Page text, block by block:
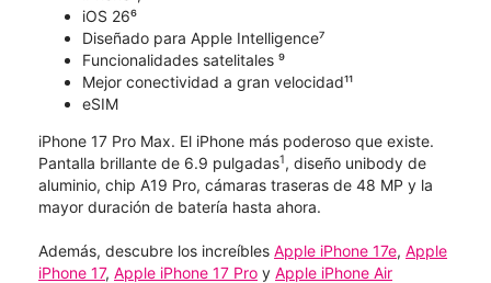
iOS 26⁶
Diseñado para Apple Intelligence⁷
Funcionalidades satelitales ⁹
Mejor conectividad a gran velocidad¹¹
eSIM
iPhone 17 Pro Max. El iPhone más poderoso que existe.
Pantalla brillante de 6.9 pulgadas1, diseño unibody de
aluminio, chip A19 Pro, cámaras traseras de 48 MP y la
mayor duración de batería hasta ahora.
Además, descubre los increíbles Apple iPhone 17e, Apple
iPhone 17, Apple iPhone 17 Pro y Apple iPhone Air